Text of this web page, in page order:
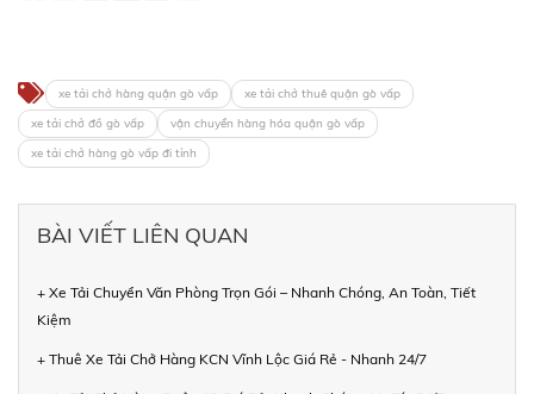
xe tải chở hàng quận gò vấp
xe tải chở thuê quận gò vấp
xe tải chở đồ gò vấp
vận chuyển hàng hóa quận gò vấp
xe tải chở hàng gò vấp đi tỉnh
BÀI VIẾT LIÊN QUAN
+ Xe Tải Chuyển Văn Phòng Trọn Gói – Nhanh Chóng, An Toàn, Tiết
Kiệm
+ Thuê Xe Tải Chở Hàng KCN Vĩnh Lộc Giá Rẻ - Nhanh 24/7